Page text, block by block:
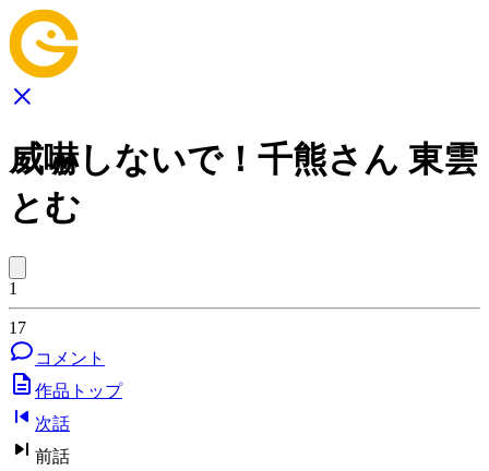
威嚇しないで！千熊さん 東雲
とむ
1
17
コメント
作品トップ
次話
前話